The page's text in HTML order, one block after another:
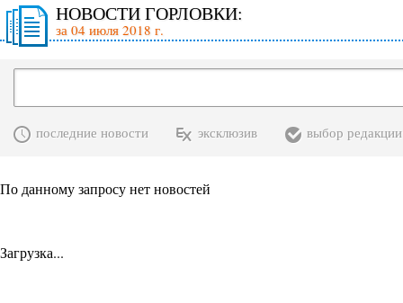
НОВОСТИ ГОРЛОВКИ:
за 04 июля 2018 г.
последние новости эксклюзив выбор редакции
По данному запросу нет новостей
Загрузка...